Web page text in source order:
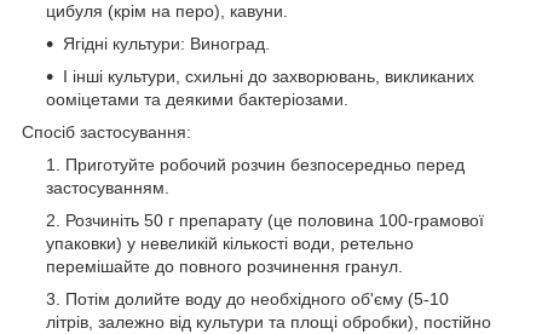
цибуля (крім на перо), кавуни.
Ягідні культури: Виноград.
І інші культури, схильні до захворювань, викликаних
ооміцетами та деякими бактеріозами.
Спосіб застосування:
Приготуйте робочий розчин безпосередньо перед
застосуванням.
Розчиніть 50 г препарату (це половина 100-грамової
упаковки) у невеликій кількості води, ретельно
перемішайте до повного розчинення гранул.
Потім долийте воду до необхідного об'єму (5-10
літрів, залежно від культури та площі обробки), постійно